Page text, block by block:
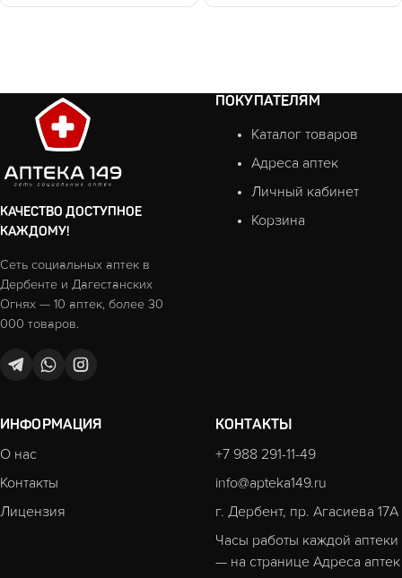
КАЧЕСТВО ДОСТУПНОЕ
КАЖДОМУ!
Сеть социальных аптек в
Дербенте и Дагестанских
Огнях — 10 аптек, более 30
000 товаров.
ПОКУПАТЕЛЯМ
Каталог товаров
Адреса аптек
Личный кабинет
Корзина
ИНФОРМАЦИЯ
О нас
Контакты
Лицензия
КОНТАКТЫ
+7 988 291-11-49
info@apteka149.ru
г. Дербент, пр. Агасиева 17А
Часы работы каждой аптеки
— на странице Адреса аптек